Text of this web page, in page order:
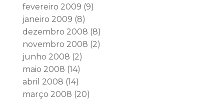
fevereiro 2009 (9)
janeiro 2009 (8)
dezembro 2008 (8)
novembro 2008 (2)
junho 2008 (2)
maio 2008 (14)
abril 2008 (14)
março 2008 (20)